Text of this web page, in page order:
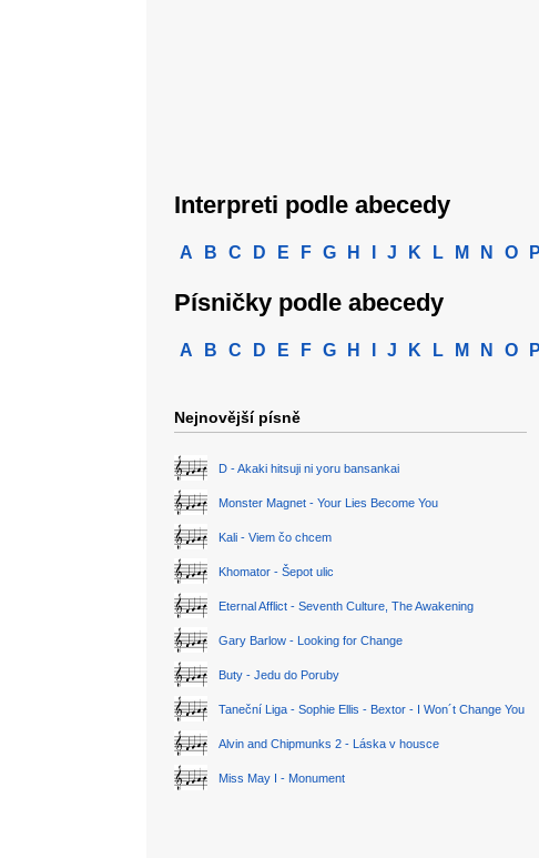
Interpreti podle abecedy
A B C D E F G H J K L M N O P
Písničky podle abecedy
A B C D E F G H J K L M N O P
Nejnovější písně
D - Akaki hitsuji ni yoru bansankai
Monster Magnet - Your Lies Become You
Kali - Viem čo chcem
Khomator - Šepot ulic
Eternal Afflict - Seventh Culture, The Awakening
Gary Barlow - Looking for Change
Buty - Jedu do Poruby
Taneční Liga - Sophie Ellis - Bextor - I Won´t Change You
Alvin and Chipmunks 2 - Láska v housce
Miss May I - Monument